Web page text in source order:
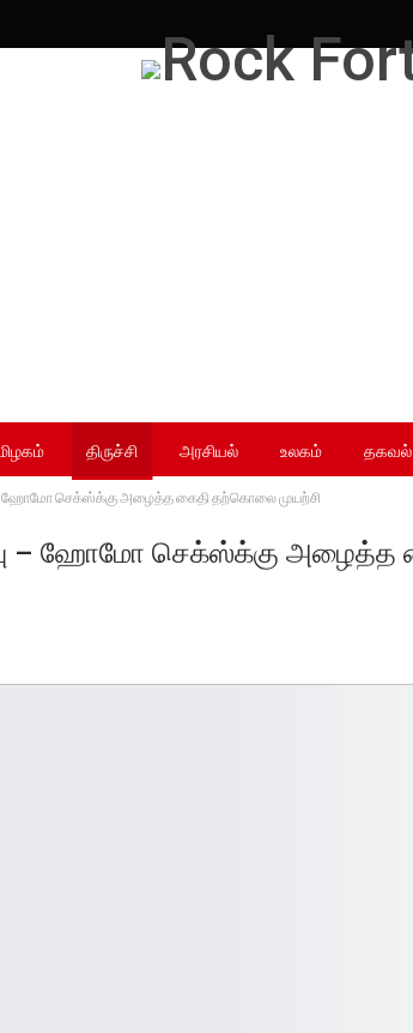
திருச்சி அரசியல் உலகம் தகவல்
– ஹோமோ செக்ஸ்க்கு அழைத்த கைதி தற்கொலை முயற்சி
– ஹோமோ செக்ஸ்க்கு